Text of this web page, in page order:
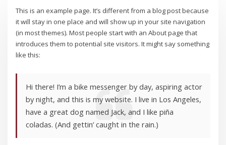
This is an example page. It’s different from a blog post because
it will stay in one place and will show up in your site navigation
(in most themes). Most people start with an About page that
introduces them to potential site visitors. It might say something
like this:
Hi there! I’m a bike messenger by day, aspiring actor
by night, and this is my website. I live in Los Angeles,
have a great dog named Jack, and I like piña
coladas. (And gettin’ caught in the rain.)